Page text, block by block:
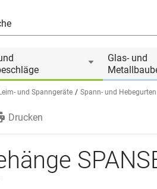
Glas- und
und Spanngeräte Spann- und Hebegurten
Drucken